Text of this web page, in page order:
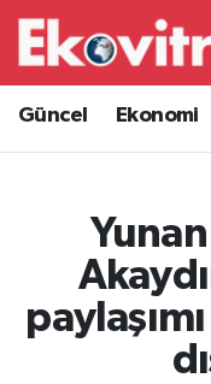
Güncel Ekonomi
Güncel
Ekonomi
Borsa Haberleri
İş Dünyası
Lojistik
Hava Durumu
Trafik Durumu
Süper Lig
Tüm Manşetler
Son Dakika